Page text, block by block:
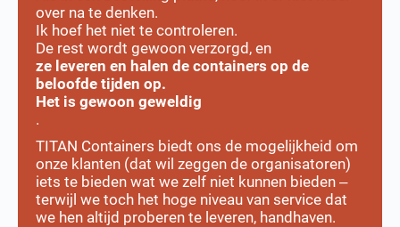
over na te denken.
Ik hoef het niet te controleren.
De rest wordt gewoon verzorgd, en
ze leveren en halen de containers op de
beloofde tijden op.
Het is gewoon geweldig
.
TITAN Containers biedt ons de mogelijkheid om
onze klanten (dat wil zeggen de organisatoren)
iets te bieden wat we zelf niet kunnen bieden –
terwijl we toch het hoge niveau van service dat
we hen altijd proberen te leveren, handhaven.